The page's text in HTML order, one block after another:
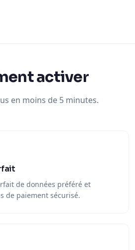
activer
en moins de 5 minutes.
de données préféré et
de paiement sécurisé.